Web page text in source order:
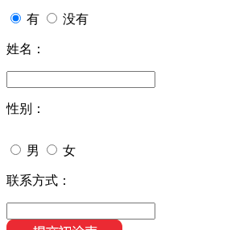
有 没有
姓名：
性别：
男 女
联系方式：